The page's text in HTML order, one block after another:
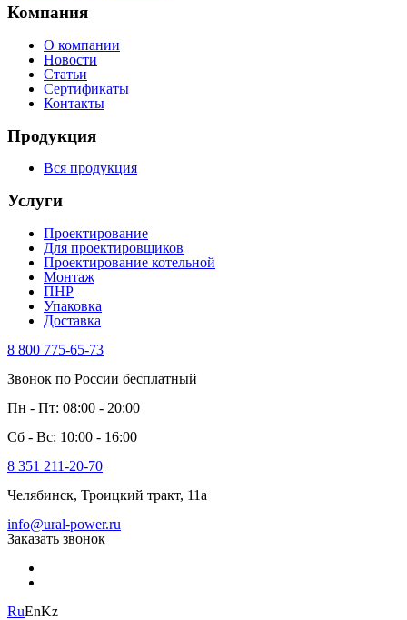
Компания
О компании
Новости
Статьи
Сертификаты
Контакты
Продукция
Вся продукция
Услуги
Проектирование
Для проектировщиков
Проектирование котельной
Монтаж
ПНР
Упаковка
Доставка
8 800 775-65-73
Звонок по России бесплатный
Пн - Пт: 08:00 - 20:00
Сб - Вс: 10:00 - 16:00
8 351 211-20-70
Челябинск, Троицкий тракт, 11а
info@ural-power.ru
Заказать звонок
RuEnKz